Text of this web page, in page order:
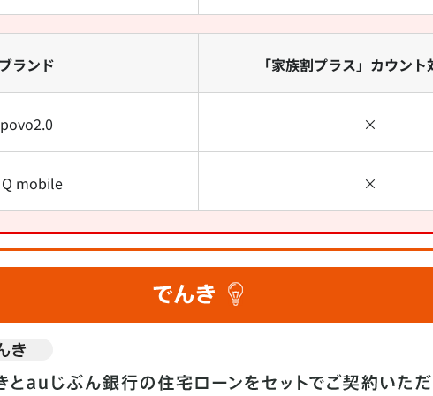
ランド 「家族割プラス」カウン
povo2.0 ×
mobile ×